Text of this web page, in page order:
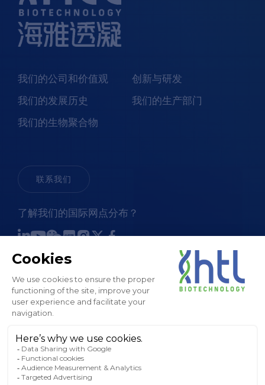
我们的公司和价值观
我们的发展历史
我们的生物聚合物
创新与研发
我们的生产部门
联系我们
了解我们的国际网点分布？
销售条款和条件
法律通知和 GTC
隐私政策
Cookies 政策
工厂地图